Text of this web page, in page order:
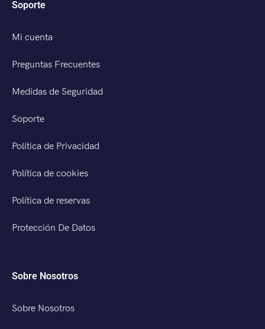
Soporte
Mi cuenta
Preguntas Frecuentes
Medidas de Seguridad
Soporte
Política de Privacidad
Política de cookies
Política de reservas
Protección De Datos
Sobre Nosotros
Sobre Nosotros